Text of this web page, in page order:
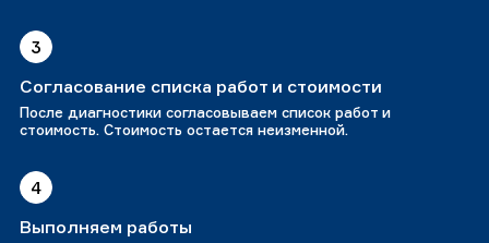
3
Согласование списка работ и стоимости
После диагностики согласовываем список работ и
стоимость. Стоимость остается неизменной.
4
Выполняем работы